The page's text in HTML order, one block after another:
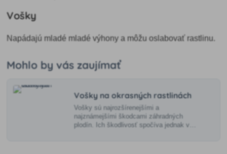
Vošky
Napádajú mladé mladé výhony a môžu oslabovať rastlinu.
Mohlo by vás zaujímať
Vošky na okrasných rastlinách
Vošky sú najrozšírenejšími a
najznámejšími škodcami záhradných
plodín. Ich škodlivosť spočíva jednak v